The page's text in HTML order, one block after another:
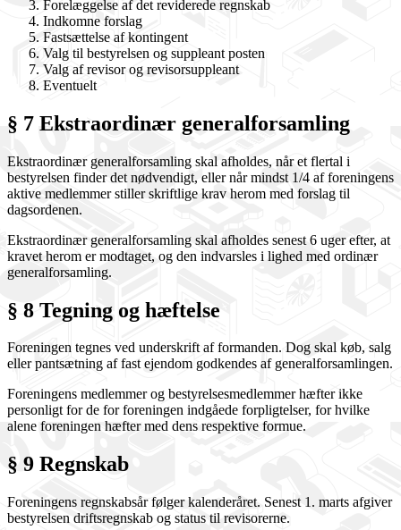
Forelæggelse af det reviderede regnskab
Indkomne forslag
Fastsættelse af kontingent
Valg til bestyrelsen og suppleant posten
Valg af revisor og revisorsuppleant
Eventuelt
§ 7 Ekstraordinær generalforsamling
Ekstraordinær generalforsamling skal afholdes, når et flertal i
bestyrelsen finder det nødvendigt, eller når mindst 1/4 af foreningens
aktive medlemmer stiller skriftlige krav herom med forslag til
dagsordenen.
Ekstraordinær generalforsamling skal afholdes senest 6 uger efter, at
kravet herom er modtaget, og den indvarsles i lighed med ordinær
generalforsamling.
§ 8 Tegning og hæftelse
Foreningen tegnes ved underskrift af formanden. Dog skal køb, salg
eller pantsætning af fast ejendom godkendes af generalforsamlingen.
Foreningens medlemmer og bestyrelsesmedlemmer hæfter ikke
personligt for de for foreningen indgåede forpligtelser, for hvilke
alene foreningen hæfter med dens respektive formue.
§ 9 Regnskab
Foreningens regnskabsår følger kalenderåret. Senest 1. marts afgiver
bestyrelsen driftsregnskab og status til revisorerne.